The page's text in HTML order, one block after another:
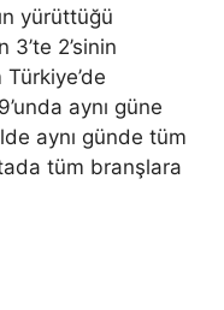
yürüttüğü
2’sinin
Türkiye’de
aynı güne
aynı günde tüm
tüm branşlara